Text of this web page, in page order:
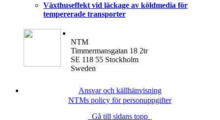
Växthuseffekt vid läckage av köldmedia för
tempererade transporter
NTM
Timmermansgatan 18 2tr
SE 118 55 Stockholm
Sweden
Ansvar och källhänvisning
NTMs policy för personuppgifter
Gå till sidans topp